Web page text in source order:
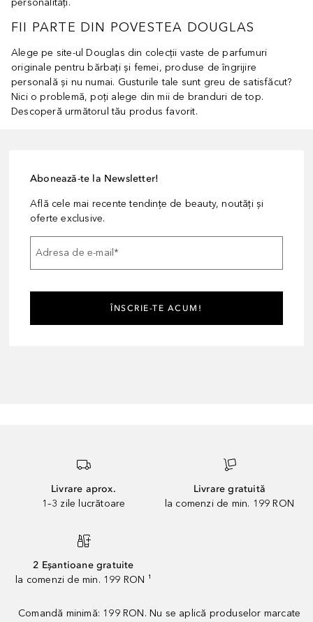
FII PARTE DIN POVESTEA DOUGLAS
Alege pe site-ul Douglas din colecţii vaste de parfumuri
originale pentru bărbaţi şi femei, produse de îngrijire
personală şi nu numai. Gusturile tale sunt greu de satisfăcut?
Nici o problemă, poţi alege din mii de branduri de top.
Descoperă următorul tău produs favorit.
Abonează-te la Newsletter!
Află cele mai recente tendințe de beauty, noutăți și
oferte exclusive.
Adresa de e-mail *
ÎNSCRIE-TE ACUM!
Livrare aprox.
1–3 zile lucrătoare
Livrare gratuită
la comenzi de min. 199 RON
2 Eșantioane gratuite
la comenzi de min. 199 RON ¹
Comandă minimă: 199 RON. Nu se aplică produselor marcate